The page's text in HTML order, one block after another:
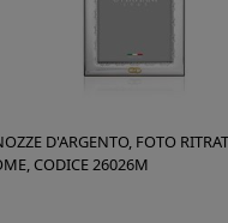
D'ARGENTO, FOTO
CODICE 26026M